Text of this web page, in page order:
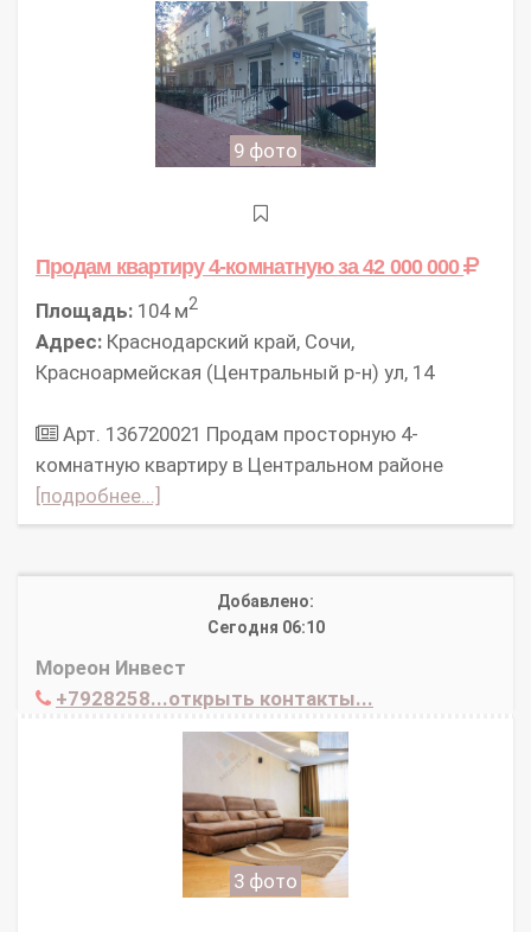
9 фото
Продам квартиру 4-комнатнуюза 42 000 000
Площадь: 104 м2
Адрес: Краснодарский край, Сочи,
Красноармейская (Центральный р-н) ул, 14
Арт. 136720021 Продам просторную 4-
комнатную квартиру в Центральном районе
[подробнее...]
Добавлено:
Сегодня 06:10
Мореон Инвест
+7928258...открыть контакты...
3 фото